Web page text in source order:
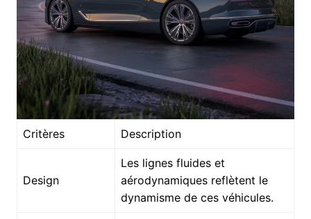
Critères Description
Design
Les lignes fluides et
aérodynamiques reflètent le
dynamisme de ces véhicules.